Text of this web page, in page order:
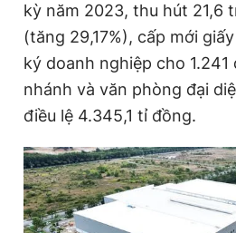
Đọc Thanh Niên trên điện
Theo dõi báo trên
Hotline
0906 645 777
Liên
kỳ năm 2023, thu hút 21,6
(tăng 29,17%), cấp mới
ký doanh nghiệp cho
nhánh và văn phòng đại
điều lệ 4.345,1 tỉ đồng.